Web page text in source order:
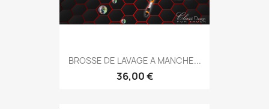
BROSSE DE LAVAGE A MANCHE...
36,00 €